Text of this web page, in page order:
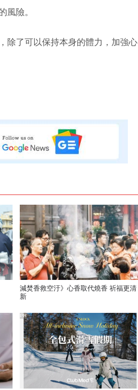
險。
除了可以保持本身的體力，加強心
減焚香救空汙》心香取代燒香 祈福更清
新
PR